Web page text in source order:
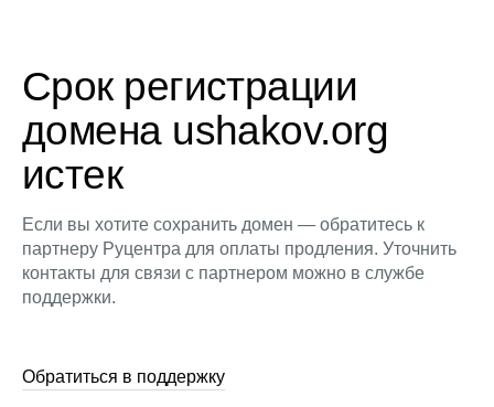
Срок регистрации
домена ushakov.org
истек
Если вы хотите сохранить домен — обратитесь к
партнеру Руцентра для оплаты продления. Уточнить
контакты для связи с партнером можно в службе
поддержки.
Обратиться в поддержку